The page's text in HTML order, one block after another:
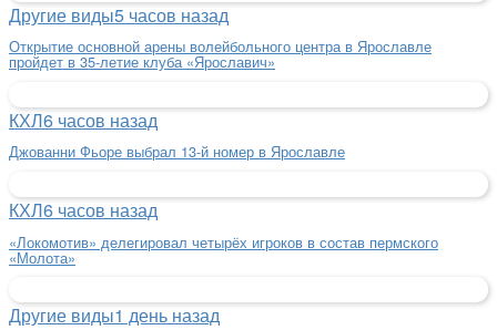
Другие виды5 часов назад
Открытие основной арены волейбольного центра в Ярославле
пройдет в 35-летие клуба «Ярославич»
КХЛ6 часов назад
Джованни Фьоре выбрал 13-й номер в Ярославле
КХЛ6 часов назад
«Локомотив» делегировал четырёх игроков в состав пермского
«Молота»
Другие виды1 день назад